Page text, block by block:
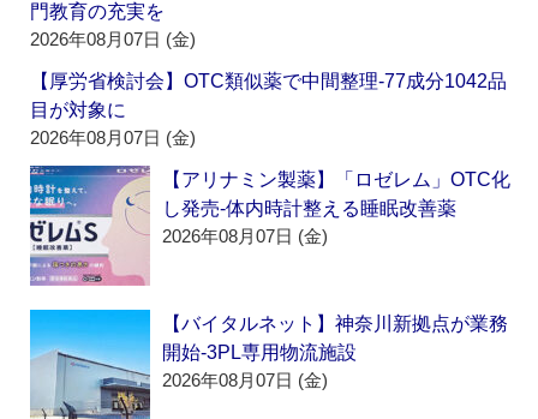
門教育の充実を
2026年08月07日 (金)
【厚労省検討会】OTC類似薬で中間整理‐77成分1042品
目が対象に
2026年08月07日 (金)
【アリナミン製薬】「ロゼレム」OTC化
し発売‐体内時計整える睡眠改善薬
2026年08月07日 (金)
【バイタルネット】神奈川新拠点が業務
開始‐3PL専用物流施設
2026年08月07日 (金)